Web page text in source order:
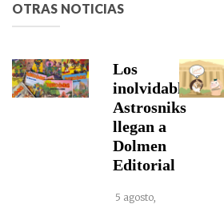
OTRAS NOTICIAS
Los
inolvidables
Astrosniks
llegan a
Dolmen
Editorial
5 agosto,